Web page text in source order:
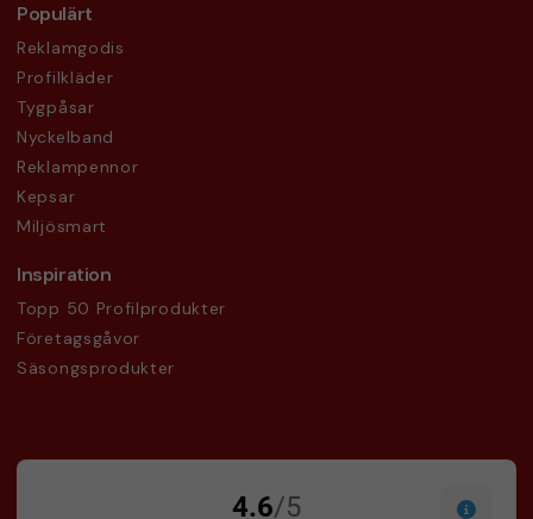
Populärt
Reklamgodis
Profilkläder
Tygpåsar
Nyckelband
Reklampennor
Kepsar
Miljösmart
Inspiration
Topp 50 Profilprodukter
Företagsgåvor
Säsongsprodukter